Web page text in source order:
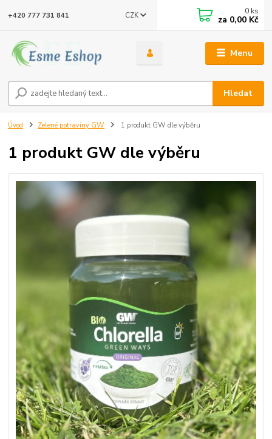
Menu
CZK
Hledat
+420 777 731 841 0 ks
za 0,00 Kč
Úvod Zelené potraviny GW 1 produkt GW dle výběru
1 produkt GW dle výběru